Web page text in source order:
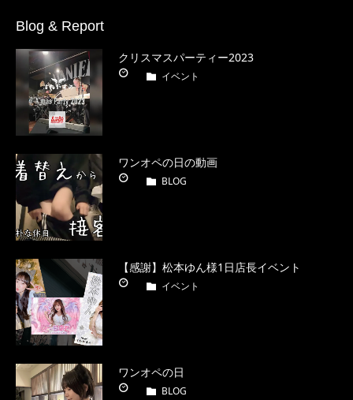
Blog & Report
クリスマスパーティー2023
イベント
ワンオペの日の動画
BLOG
【感謝】松本ゆん様1日店長イベント
イベント
ワンオペの日
BLOG